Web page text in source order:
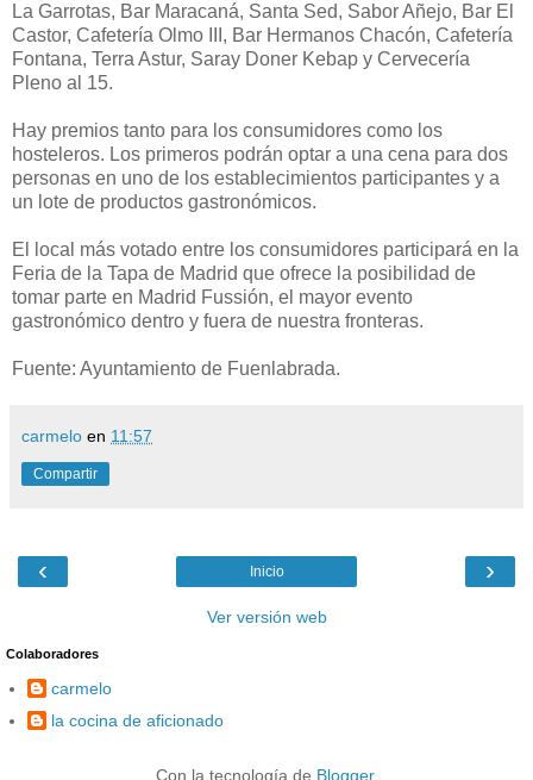
La Garrotas, Bar Maracaná, Santa Sed, Sabor Añejo, Bar El
Castor, Cafetería Olmo III, Bar Hermanos Chacón, Cafetería
Fontana, Terra Astur, Saray Doner Kebap y Cervecería
Pleno al 15.
Hay premios tanto para los consumidores como los
hosteleros. Los primeros podrán optar a una cena para dos
personas en uno de los establecimientos participantes y a
un lote de productos gastronómicos.
El local más votado entre los consumidores participará en la
Feria de la Tapa de Madrid que ofrece la posibilidad de
tomar parte en Madrid Fussión, el mayor evento
gastronómico dentro y fuera de nuestra fronteras.
Fuente: Ayuntamiento de Fuenlabrada.
carmelo en 11:57
Compartir
‹ ›
Inicio
Ver versión web
Colaboradores
carmelo
la cocina de aficionado
Con la tecnología de Blogger.